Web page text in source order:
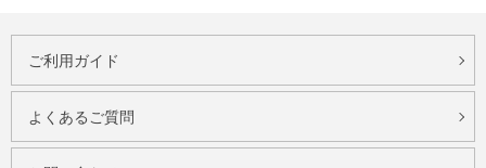
ご利用ガイド
よくあるご質問